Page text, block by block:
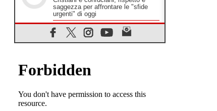
saggezza per affrontare le "sfide
urgenti" di oggi
05.08.2026
Santa Maria Maggiore, Makrickas:
la grazia di Dio scende ancora sul
05.08.2026
I giovani attendono il Papa ad
05.08.2026